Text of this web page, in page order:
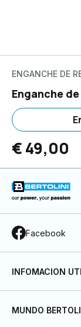
ENGANCHE DE
Enganche
€ 49,00
Facebook
INFOMACION
MUNDO